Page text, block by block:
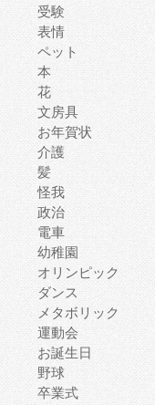
受験
表情
ペット
本
花
文房具
お年賀状
介護
髪
怪我
政治
電車
幼稚園
オリンピック
ダンス
メタボリック
運動会
お誕生日
野球
卒業式